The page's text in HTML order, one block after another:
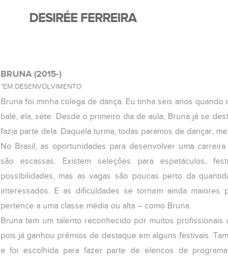
DESIRÉE FERREIRA
BRUNA (2015-)
*EM DESENVOLVIMENTO
Bruna foi minha colega de dança. Eu tinha seis anos quando
balé, ela, sete. Desde o primeiro dia de aula, Bruna já se
fazia parte dela. Daquela turma, todas paramos de dançar,
No Brasil, as oportunidades para desenvolver uma
são escassas. Existem seleções para espetáculos,
possibilidades, mas as vagas são poucas perto da
interessados. E as dificuldades se tornam ainda maiores
pertence a uma classe média ou alta – como Bruna.
Bruna tem um talento reconhecido por muitos profissionais
pois já ganhou prêmios de destaque em alguns festivais.
e foi escolhida para fazer parte de elencos de